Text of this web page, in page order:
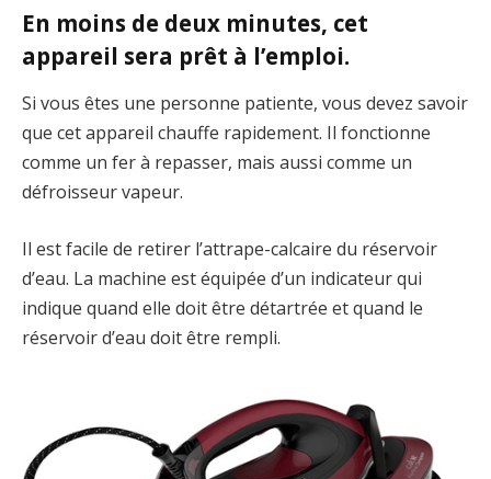
En moins de deux minutes, cet
appareil sera prêt à l’emploi.
Si vous êtes une personne patiente, vous devez savoir
que cet appareil chauffe rapidement. Il fonctionne
comme un fer à repasser, mais aussi comme un
défroisseur vapeur.
Il est facile de retirer l’attrape-calcaire du réservoir
d’eau. La machine est équipée d’un indicateur qui
indique quand elle doit être détartrée et quand le
réservoir d’eau doit être rempli.